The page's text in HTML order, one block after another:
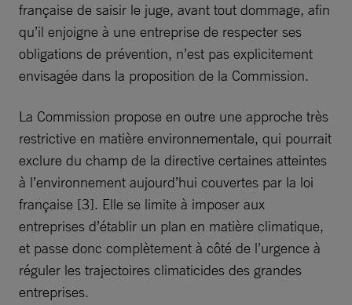
française de saisir le juge, avant tout dommage, afin
qu’il enjoigne à une entreprise de respecter ses
obligations de prévention, n’est pas explicitement
envisagée dans la proposition de la Commission.
La Commission propose en outre une approche très
restrictive en matière environnementale, qui pourrait
exclure du champ de la directive certaines atteintes
à l’environnement aujourd’hui couvertes par la loi
française [3]. Elle se limite à imposer aux
entreprises d’établir un plan en matière climatique,
et passe donc complètement à côté de l’urgence à
réguler les trajectoires climaticides des grandes
entreprises.